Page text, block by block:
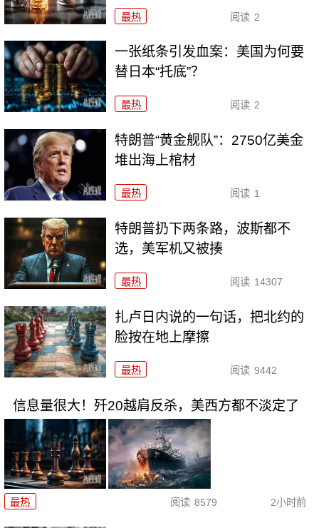
最热 阅读 2
一张纸条引发血案：美国为何要
替日本“托底”？
最热 阅读 2
特朗普“黄金舰队”：2750亿美金
堆出海上棺材
最热 阅读 1
特朗普扔下两条路，波斯都不
选，美军机又被揍
最热 阅读 14307
扎卢日内说的一句话，把北约的
脸按在地上摩擦
最热 阅读 9442
信息量很大！歼20越肩反杀，美西方都不淡定了
最热 阅读 8579 2小时前